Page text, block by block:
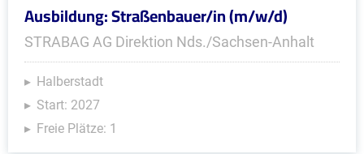
Ausbildung: Straßenbauer/in (m/w/d)
STRABAG AG Direktion Nds./Sachsen-Anhalt
Halberstadt
Start: 2027
Freie Plätze: 1